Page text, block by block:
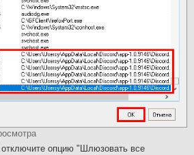
опцию "Шлюзовать все